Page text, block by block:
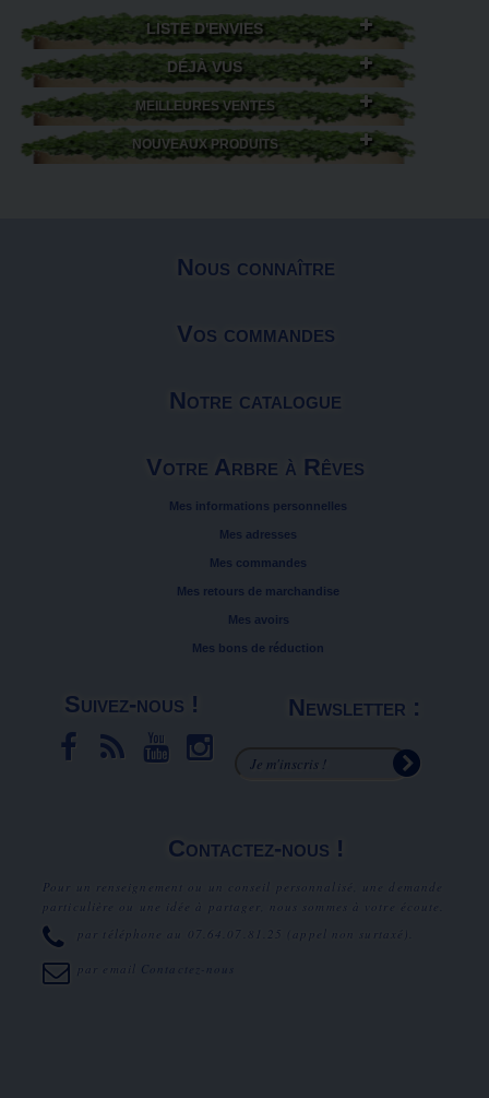
LISTE D'ENVIES
DÉJÀ VUS
MEILLEURES VENTES
NOUVEAUX PRODUITS
Nous connaître
Vos commandes
Notre catalogue
Votre Arbre à Rêves
Mes informations personnelles
Mes adresses
Mes commandes
Mes retours de marchandise
Mes avoirs
Mes bons de réduction
Suivez-nous ! Newsletter :
Contactez-nous !
Pour un renseignement ou un conseil personnalisé, une demande
particulière ou une idée à partager, nous sommes à votre écoute.
par téléphone au
07.64.07.81.25 (appel non surtaxé).
par email Contactez-nous